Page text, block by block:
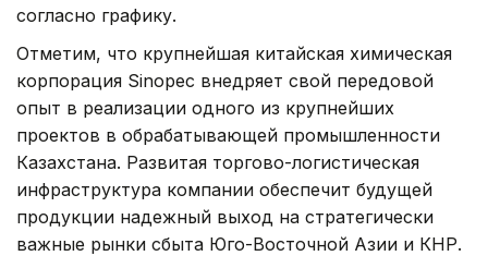
согласно графику.
Отметим, что крупнейшая китайская химическая
корпорация Sinopec внедряет свой передовой
опыт в реализации одного из крупнейших
проектов в обрабатывающей промышленности
Казахстана. Развитая торгово-логистическая
инфраструктура компании обеспечит будущей
продукции надежный выход на стратегически
важные рынки сбыта Юго-Восточной Азии и КНР.